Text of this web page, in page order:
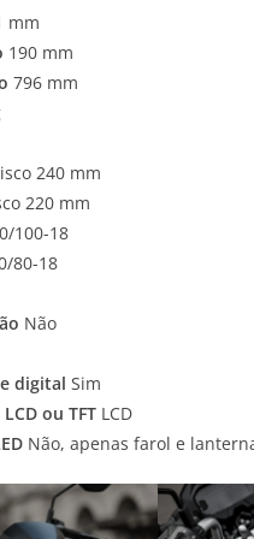
mm
190 mm
796 mm
240 mm
220 mm
100-18
80-18
Não
digital Sim
ou TFT LCD
Não, apenas farol e